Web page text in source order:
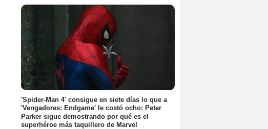
'Spider-Man 4' consigue en siete días lo que a
'Vengadores: Endgame' le costó ocho: Peter
Parker sigue demostrando por qué es el
superhéroe más taquillero de Marvel